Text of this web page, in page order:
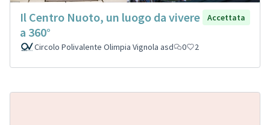
Il Centro Nuoto, un luogo da vivere
a 360°
Accettata
Circolo Polivalente Olimpia Vignola asd 0 2